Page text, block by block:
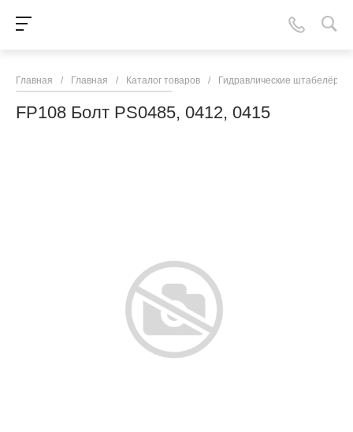
Главная / Главная / Каталог товаров / Гидравлические штабелёры
FP108 Болт PS0485, 0412, 0415